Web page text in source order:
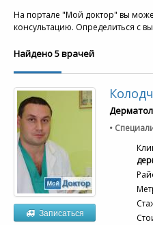
На портале "Мой доктор" вы
консультацию. Определиться с
Найдено 5 врачей
Записаться
•